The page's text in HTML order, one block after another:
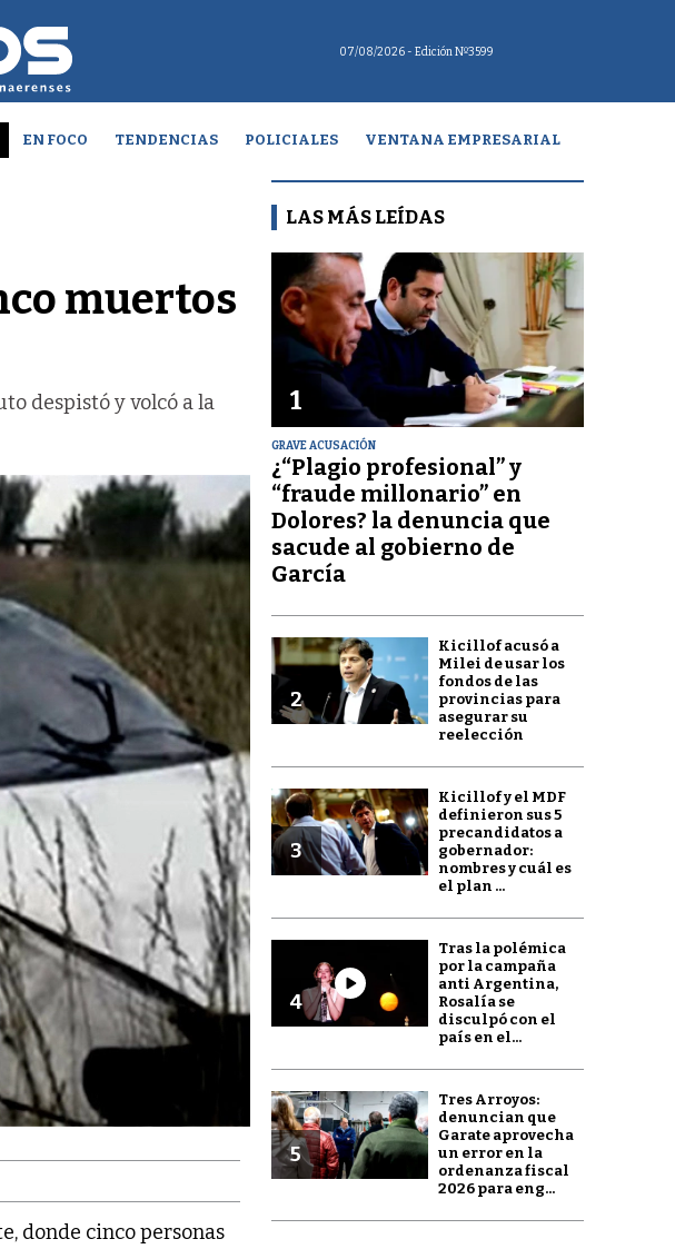
07/08/2026 - Edición Nº3599
EN FOCO TENDENCIAS POLICIALES VENTANA EMPRESARIAL
muertos
despistó y volcó a la
donde cinco personas
LAS MÁS LEÍDAS
1
GRAVE ACUSACIÓN
¿“Plagio profesional” y
“fraude millonario” en
Dolores? la denuncia que
sacude al gobierno de
García
2
Kicillof acusó a
Milei de usar los
fondos de las
provincias para
asegurar su
reelección
3
Kicillof y el MDF
definieron sus 5
precandidatos a
gobernador:
nombres y cuál es
el plan ...
4
Tras la polémica
por la campaña
anti Argentina,
Rosalía se
disculpó con el
país en el...
5
Tres Arroyos:
denuncian que
Garate aprovecha
un error en la
ordenanza fiscal
2026 para eng...